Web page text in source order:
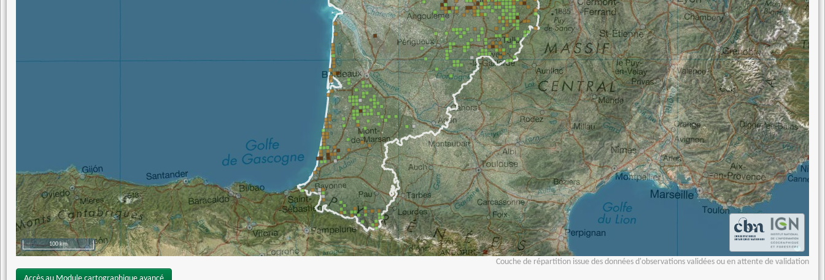
100 km
Couche de répartition issue des données d'observations validées ou en attente de validation